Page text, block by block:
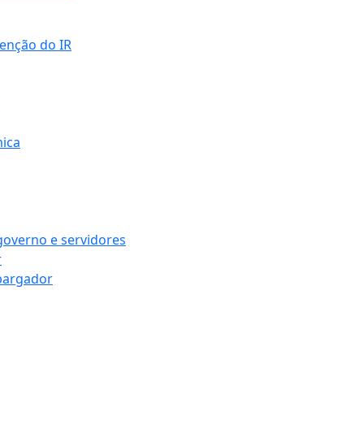
do IR
e servidores